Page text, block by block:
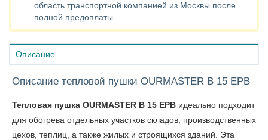
область транспортной компанией из Москвы после
полной предоплаты
Описание
Описание тепловой пушки OURMASTER B 15 EPB
Тепловая пушка OURMASTER B 15 EPB идеально подходит
для обогрева отдельных участков складов, производственных
цехов, теплиц, а также жилых и строящихся зданий. Эта